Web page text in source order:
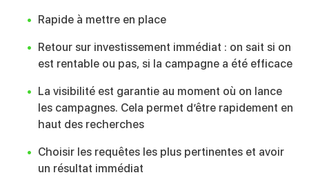
Rapide à mettre en place
Retour sur investissement immédiat : on sait si on
est rentable ou pas, si la campagne a été efficace
La visibilité est garantie au moment où on lance
les campagnes. Cela permet d’être rapidement en
haut des recherches
Choisir les requêtes les plus pertinentes et avoir
un résultat immédiat